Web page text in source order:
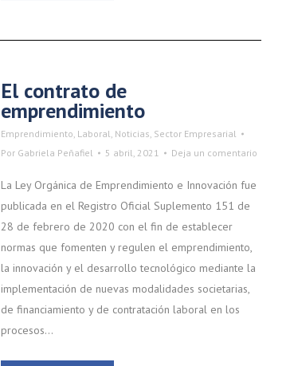
El contrato de
emprendimiento
Emprendimiento, Laboral, Noticias, Sector Empresarial
Por Gabriela Peñafiel 5 abril, 2021 Deja un comentario
La Ley Orgánica de Emprendimiento e Innovación fue
publicada en el Registro Oficial Suplemento 151 de
28 de febrero de 2020 con el fin de establecer
normas que fomenten y regulen el emprendimiento,
la innovación y el desarrollo tecnológico mediante la
implementación de nuevas modalidades societarias,
de financiamiento y de contratación laboral en los
procesos…